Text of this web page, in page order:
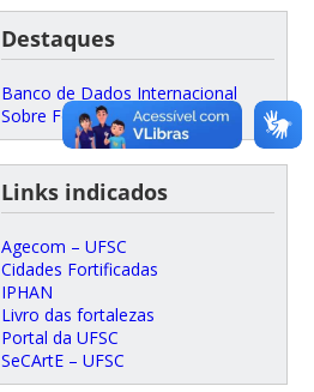
Destaques
Banco de Dados Internacional
Sobre Fortificações
Links indicados
Agecom – UFSC
Cidades Fortificadas
IPHAN
Livro das fortalezas
Portal da UFSC
SeCArtE – UFSC